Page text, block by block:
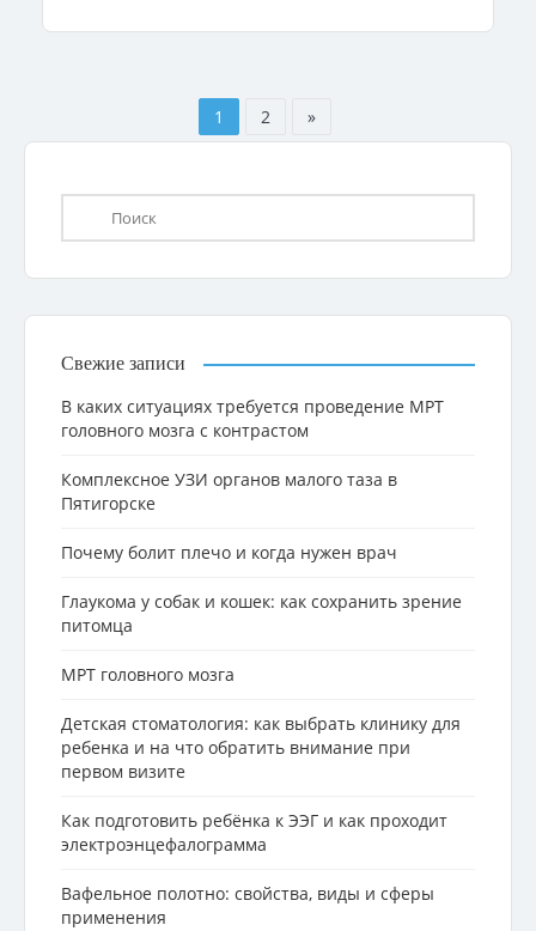
1 2 »
Свежие записи
В каких ситуациях требуется проведение МРТ
головного мозга с контрастом
Комплексное УЗИ органов малого таза в
Пятигорске
Почему болит плечо и когда нужен врач
Глаукома у собак и кошек: как сохранить зрение
питомца
МРТ головного мозга
Детская стоматология: как выбрать клинику для
ребенка и на что обратить внимание при
первом визите
Как подготовить ребёнка к ЭЭГ и как проходит
электроэнцефалограмма
Вафельное полотно: свойства, виды и сферы
применения